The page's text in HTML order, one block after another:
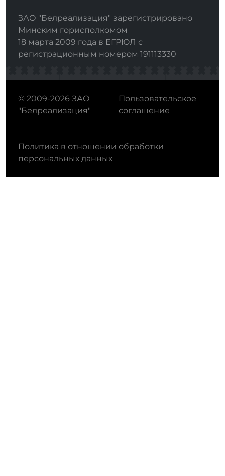
ЗАО "Белреализация" зарегистрировано
Минским горисполкомом
18 марта 2009 года в ЕГРЮЛ с
регистрационным номером 191113330
© 2009-2026 ЗАО
"Белреализация"
Пользовательское
соглашение
Политика в отношении обработки
персональных данных